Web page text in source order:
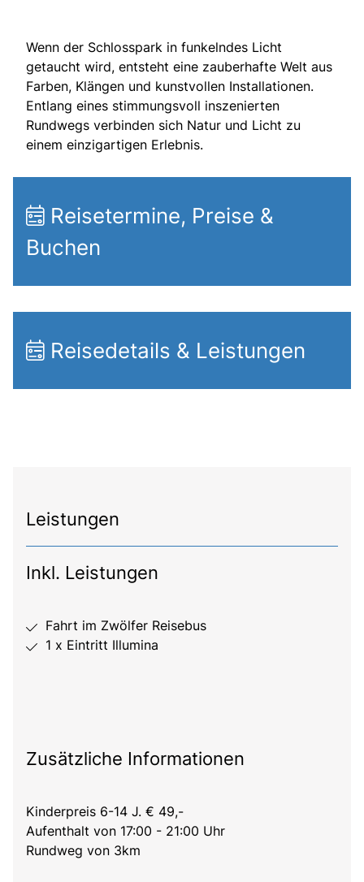
Wenn der Schlosspark in funkelndes Licht
getaucht wird, entsteht eine zauberhafte Welt aus
Farben, Klängen und kunstvollen Installationen.
Entlang eines stimmungsvoll inszenierten
Rundwegs verbinden sich Natur und Licht zu
einem einzigartigen Erlebnis.
Reisetermine, Preise &
Buchen
Reisedetails & Leistungen
Leistungen
Inkl. Leistungen
Fahrt im Zwölfer Reisebus
1 x Eintritt Illumina
Zusätzliche Informationen
Kinderpreis 6-14 J. € 49,-
Aufenthalt von 17:00 - 21:00 Uhr
Rundweg von 3km